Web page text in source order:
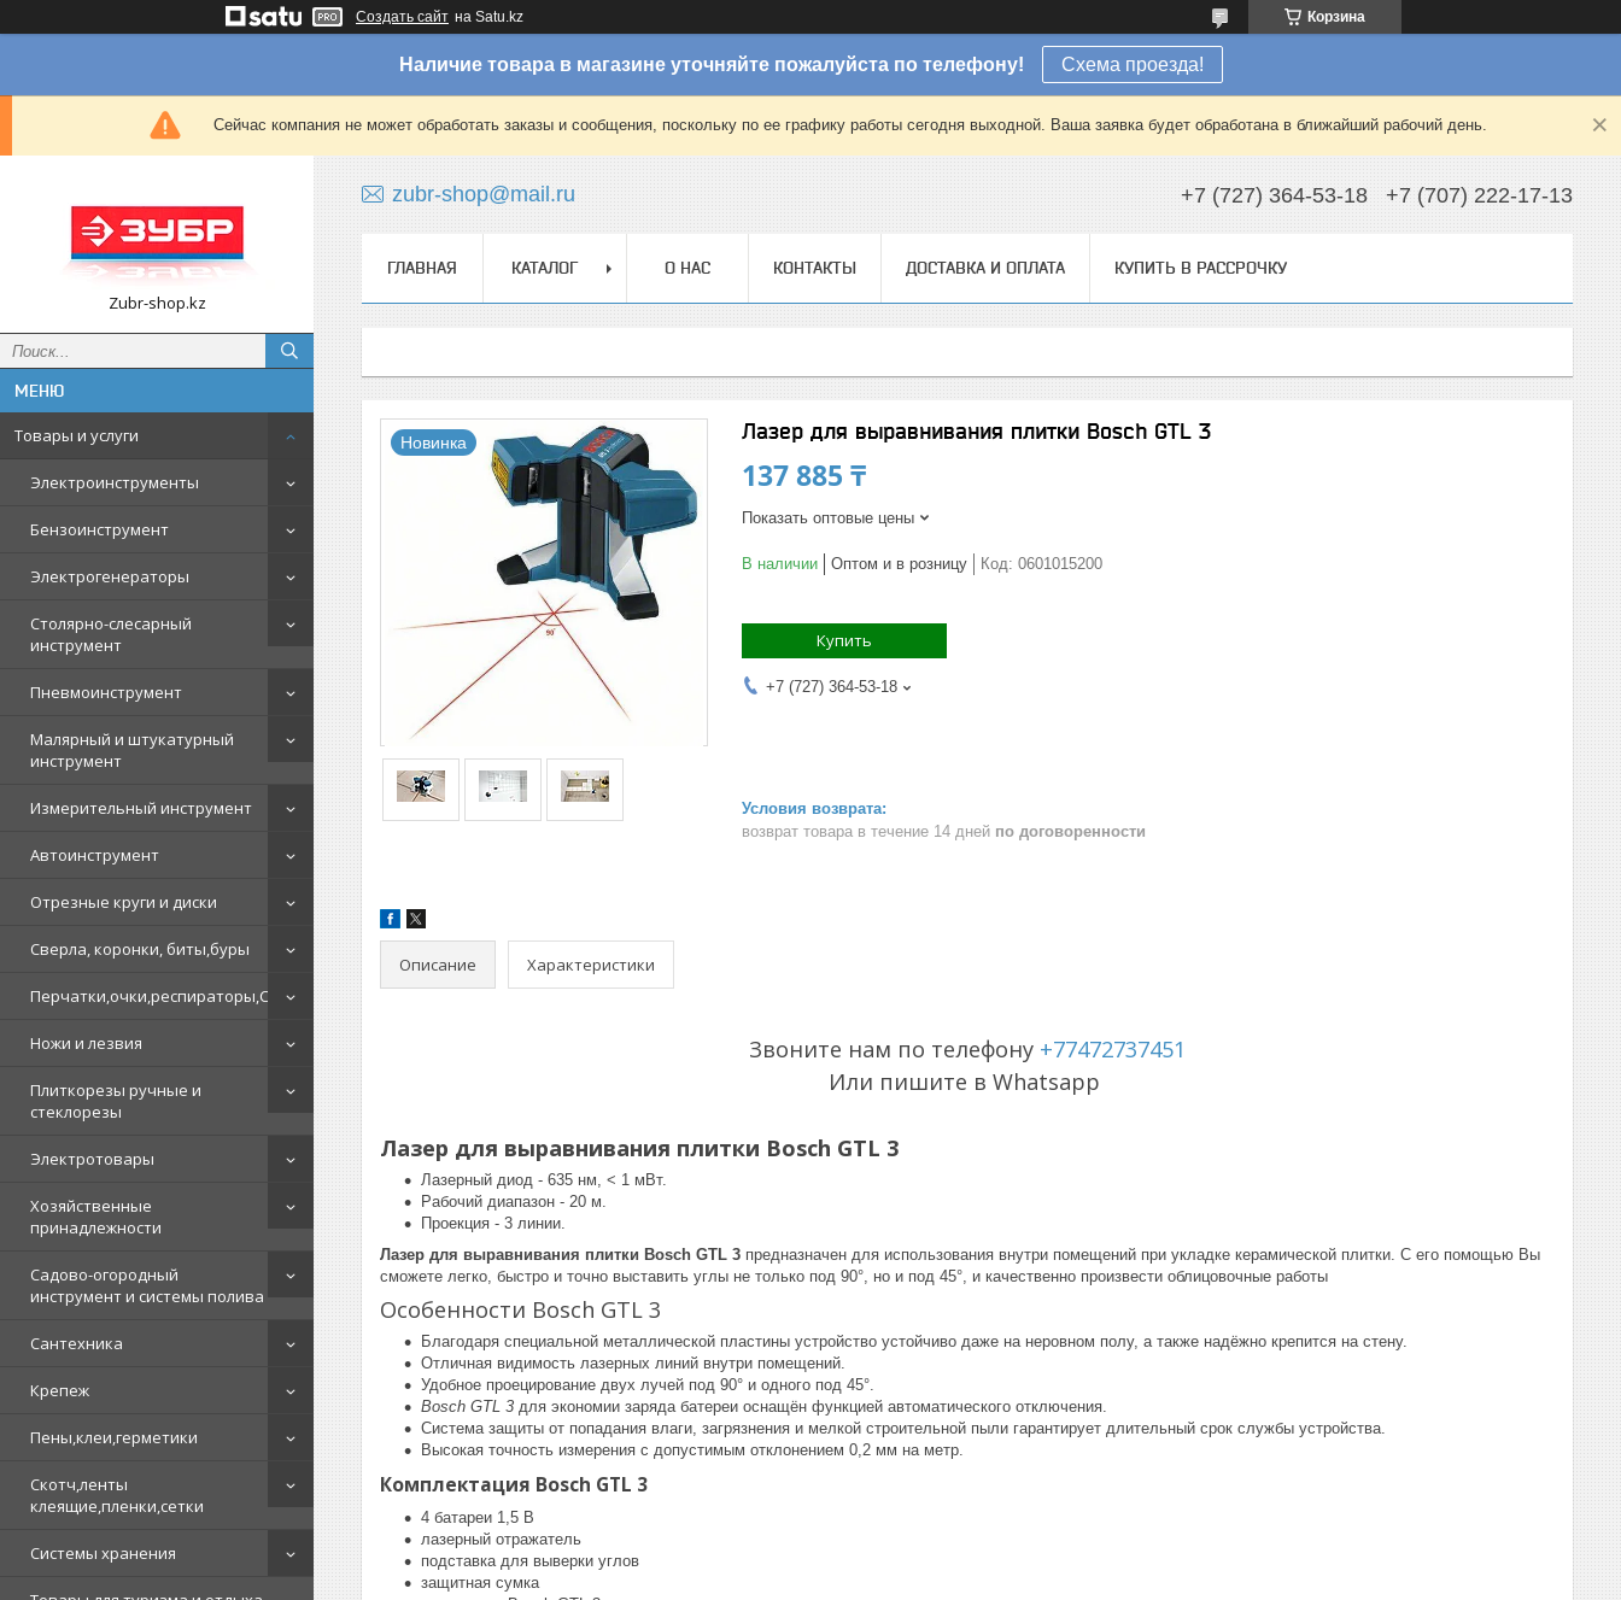
Создать сайт на Satu.kz Корзина
Наличие товара в магазине уточняйте пожалуйста по телефону! Схема проезда!
Сейчас компания не может обработать заказы и сообщения, поскольку по ее графику работы сегодня выходной. Ваша заявка будет обработана в ближайший рабочий день.
Zubr-shop.kz
Товары и услуги
Электроинструменты
Бензоинструмент
Электрогенераторы
Столярно-слесарный
инструмент
Пневмоинструмент
Малярный и штукатурный
инструмент
Измерительный инструмент
Автоинструмент
Отрезные круги и диски
Сверла, коронки, биты,буры
Перчатки,очки,респираторы,СИЗ
Ножи и лезвия
Плиткорезы ручные и
стеклорезы
Электротовары
Хозяйственные
принадлежности
Садово-огородный
инструмент и системы полива
Сантехника
Крепеж
Пены,клеи,герметики
Скотч,ленты
клеящие,пленки,сетки
Системы хранения
zubr-shop@mail.ru +7 (727) 364-53-18 +7 (707) 222-17-13
ГЛАВНАЯ КАТАЛОГ О НАС КОНТАКТЫ ДОСТАВКА И ОПЛАТА КУПИТЬ В РАССРОЧКУ
Новинка Лазер для выравнивания плитки Bosch GTL 3
137 885 ₸
Показать оптовые цены
В наличии Оптом и в розницу Код: 0601015200
Купить
+7 (727) 364-53-18
возврат товара в течение 14 дней по договоренности
Описание Характеристики
Звоните нам по телефону +77472737451
Или пишите в Whatsapp
Лазер для выравнивания плитки Bosch GTL 3
Лазерный диод - 635 нм, < 1 мВт.
Рабочий диапазон - 20 м.
Проекция - 3 линии.
Лазер для выравнивания плитки Bosch GTL 3 предназначен для использования внутри помещений при укладке керамической плитки. С его помощью Вы
сможете легко, быстро и точно выставить углы не только под 90°, но и под 45°, и качественно произвести облицовочные работы
Особенности Bosch GTL 3
Благодаря специальной металлической пластины устройство устойчиво даже на неровном полу, а также надёжно крепится на стену.
Отличная видимость лазерных линий внутри помещений.
Удобное проецирование двух лучей под 90° и одного под 45°.
Bosch GTL 3 для экономии заряда батереи оснащён функцией автоматического отключения.
Система защиты от попадания влаги, загрязнения и мелкой строительной пыли гарантирует длительный срок службы устройства.
Высокая точность измерения с допустимым отклонением 0,2 мм на метр.
Комплектация Bosch GTL 3
4 батареи 1,5 В
лазерный отражатель
подставка для выверки углов
защитная сумка